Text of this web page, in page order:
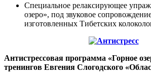
Специальное релаксирующее
озеро», под звуковое
изготовленных Тибетских
Антистрессовая программа «Горное
тренингов Евгения Слогодского